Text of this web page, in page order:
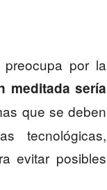
por la
meditada sería
que se deben
tecnológicas,
evitar posibles